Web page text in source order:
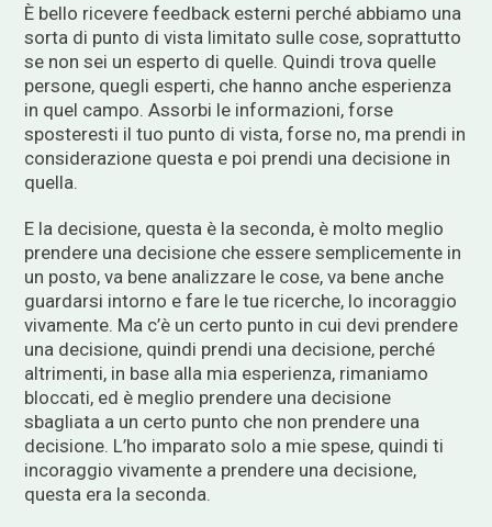
È bello ricevere feedback esterni perché abbiamo una
sorta di punto di vista limitato sulle cose, soprattutto
se non sei un esperto di quelle. Quindi trova quelle
persone, quegli esperti, che hanno anche esperienza
in quel campo. Assorbi le informazioni, forse
sposteresti il ​​tuo punto di vista, forse no, ma prendi in
considerazione questa e poi prendi una decisione in
quella.
E la decisione, questa è la seconda, è molto meglio
prendere una decisione che essere semplicemente in
un posto, va bene analizzare le cose, va bene anche
guardarsi intorno e fare le tue ricerche, lo incoraggio
vivamente. Ma c’è un certo punto in cui devi prendere
una decisione, quindi prendi una decisione, perché
altrimenti, in base alla mia esperienza, rimaniamo
bloccati, ed è meglio prendere una decisione
sbagliata a un certo punto che non prendere una
decisione. L’ho imparato solo a mie spese, quindi ti
incoraggio vivamente a prendere una decisione,
questa era la seconda.